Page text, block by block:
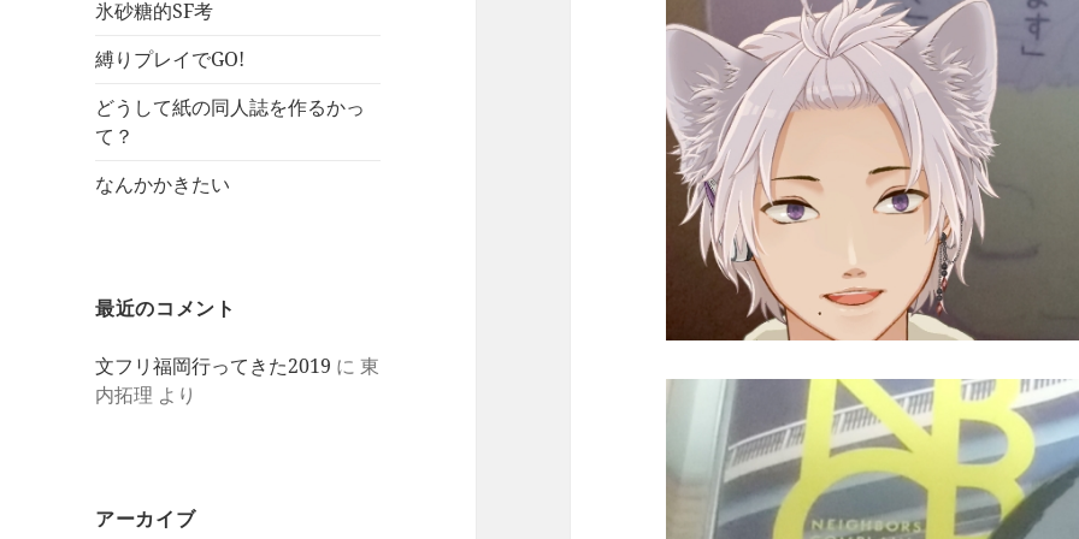
氷砂糖的SF考
縛りプレイでGO!
どうして紙の同人誌を作るかっ
て？
なんかかきたい
最近のコメント
文フリ福岡行ってきた2019 に東
内拓理 より
アーカイブ